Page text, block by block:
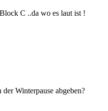
C ..da wo es laut ist !
Winterpause abgeben?